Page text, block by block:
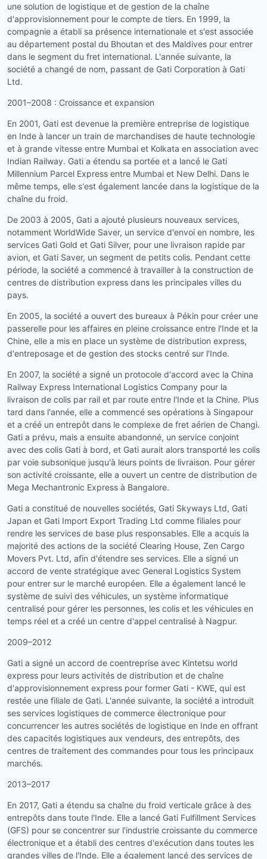
une solution de logistique et de gestion de la chaîne
d'approvisionnement pour le compte de tiers. En 1999, la
compagnie a établi sa présence internationale et s'est associée
au département postal du Bhoutan et des Maldives pour entrer
dans le segment du fret international. L'année suivante, la
société a changé de nom, passant de Gati Corporation à Gati
Ltd.
2001–2008 : Croissance et expansion
En 2001, Gati est devenue la première entreprise de logistique
en Inde à lancer un train de marchandises de haute technologie
et à grande vitesse entre Mumbai et Kolkata en association avec
Indian Railway. Gati a étendu sa portée et a lancé le Gati
Millennium Parcel Express entre Mumbai et New Delhi. Dans le
même temps, elle s'est également lancée dans la logistique de la
chaîne du froid.
De 2003 à 2005, Gati a ajouté plusieurs nouveaux services,
notamment WorldWide Saver, un service d'envoi en nombre, les
services Gati Gold et Gati Silver, pour une livraison rapide par
avion, et Gati Saver, un segment de petits colis. Pendant cette
période, la société a commencé à travailler à la construction de
centres de distribution express dans les principales villes du
pays.
En 2005, la société a ouvert des bureaux à Pékin pour créer une
passerelle pour les affaires en pleine croissance entre l'Inde et la
Chine, elle a mis en place un système de distribution express,
d'entreposage et de gestion des stocks centré sur l'Inde.
En 2007, la société a signé un protocole d'accord avec la China
Railway Express International Logistics Company pour la
livraison de colis par rail et par route entre l'Inde et la Chine. Plus
tard dans l'année, elle a commencé ses opérations à Singapour
et a créé un entrepôt dans le complexe de fret aérien de Changi.
Gati a prévu, mais a ensuite abandonné, un service conjoint
avec des colis Gati à bord, et Gati aurait alors transporté les colis
par voie subsonique jusqu'à leurs points de livraison. Pour gérer
son activité croissante, elle a ouvert un centre de distribution de
Mega Mechantronic Express à Bangalore.
Gati a constitué de nouvelles sociétés, Gati Skyways Ltd, Gati
Japan et Gati Import Export Trading Ltd comme filiales pour
rendre les services de base plus responsables. Elle a acquis la
majorité des actions de la société Clearing House, Zen Cargo
Movers Pvt. Ltd, afin d'étendre ses services. Elle a signé un
accord de vente stratégique avec General Logistics System
pour entrer sur le marché européen. Elle a également lancé le
système de suivi des véhicules, un système informatique
centralisé pour gérer les personnes, les colis et les véhicules en
temps réel et a créé un centre d'appel centralisé à Nagpur.
2009–2012
Gati a signé un accord de coentreprise avec Kintetsu world
express pour leurs activités de distribution et de chaîne
d'approvisionnement express pour former Gati - KWE, qui est
restée une filiale de Gati. L'année suivante, la société a introduit
ses services logistiques de commerce électronique pour
concurrencer les autres sociétés de logistique en Inde en offrant
des capacités logistiques aux vendeurs, des entrepôts, des
centres de traitement des commandes pour tous les principaux
marchés.
2013–2017
En 2017, Gati a étendu sa chaîne du froid verticale grâce à des
entrepôts dans toute l'Inde. Elle a lancé Gati Fulfillment Services
(GFS) pour se concentrer sur l'industrie croissante du commerce
électronique et a établi des centres d'exécution dans toutes les
grandes villes de l'Inde. Elle a également lancé des services de